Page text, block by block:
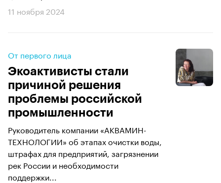
11 ноября 2024
От первого лица
Экоактивисты стали
причиной решения
проблемы российской
промышленности
Руководитель компании «АКВАМИН-
ТЕХНОЛОГИИ» об этапах очистки воды,
штрафах для предприятий, загрязнении
рек России и необходимости
поддержки...